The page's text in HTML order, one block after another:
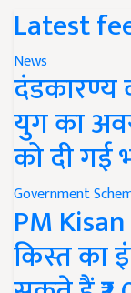
Latest
News
दंडकारण्य
युग का
को दी गई
Government
PM
किस्त का